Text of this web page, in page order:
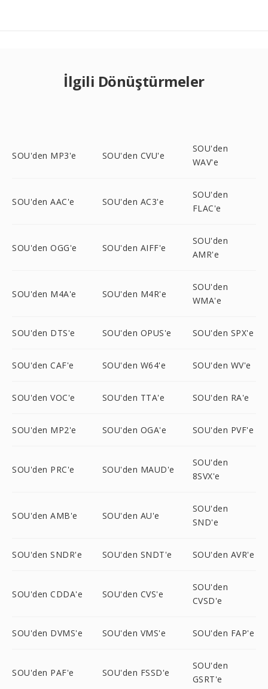
İlgili Dönüştürmeler
SOU'den MP3'e SOU'den CVU'e
SOU'den
WAV'e
SOU'den AAC'e SOU'den AC3'e
SOU'den
FLAC'e
SOU'den OGG'e SOU'den AIFF'e
SOU'den
AMR'e
SOU'den M4A'e SOU'den M4R'e
SOU'den
WMA'e
SOU'den DTS'e SOU'den OPUS'e SOU'den SPX'e
SOU'den CAF'e SOU'den W64'e SOU'den WV'e
SOU'den VOC'e SOU'den TTA'e SOU'den RA'e
SOU'den MP2'e SOU'den OGA'e SOU'den PVF'e
SOU'den PRC'e SOU'den MAUD'e
SOU'den
8SVX'e
SOU'den AMB'e SOU'den AU'e
SOU'den
SND'e
SOU'den SNDR'e SOU'den SNDT'e SOU'den AVR'e
SOU'den CDDA'e SOU'den CVS'e
SOU'den
CVSD'e
SOU'den DVMS'e SOU'den VMS'e SOU'den FAP'e
SOU'den PAF'e SOU'den FSSD'e
SOU'den
GSRT'e